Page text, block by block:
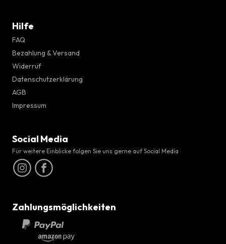
Hilfe
FAQ
Bezahlung & Versand
Widerruf
Datenschutzerklärung
AGB
Impressum
Social Media
Für weitere Einblicke folgen Sie uns gerne auf Social Media
Zahlungsmöglichkeiten